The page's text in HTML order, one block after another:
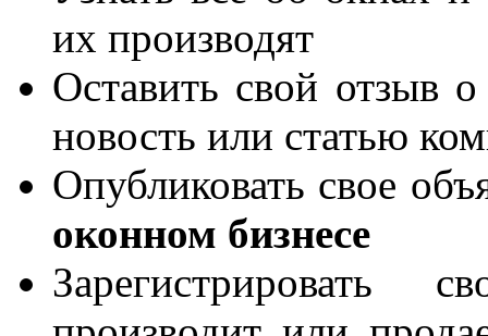
их производят
Оставить свой отзыв
новость или статью
Опубликовать свое
оконном бизнесе